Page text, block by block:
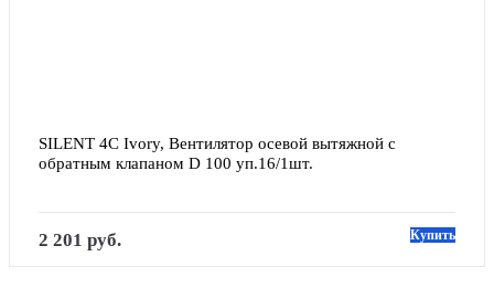
SILENT 4C Ivory, Вентилятор осевой вытяжной с
обратным клапаном D 100 уп.16/1шт.
2 201 руб. Купить